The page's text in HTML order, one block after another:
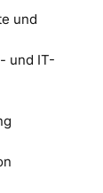
und
und IT-